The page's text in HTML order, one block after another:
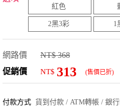
紅色
2黑3彩 1
網路價
NT$ 368
促銷價
NT$ 313 (售價已折)
付款方式 貨到付款 / ATM轉帳 / 銀